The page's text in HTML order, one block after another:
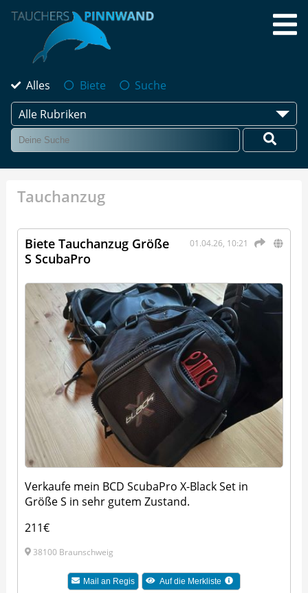
Alles Biete
Suche
Alle Rubriken
Tauchanzug
01.04.26, 10:21
Biete Tauchanzug Größe
S ScubaPro
Verkaufe mein BCD ScubaPro X-Black Set in
Größe S in sehr gutem Zustand.
211€
38100 Braunschweig
Mail an Regis Auf die Merkliste